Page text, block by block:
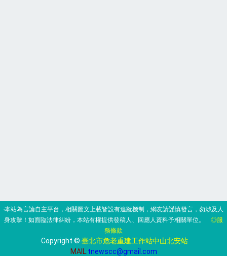
‧本站為言論自主平台，相關圖文上載皆設有追蹤機制，網友請謹慎發言，勿涉及人
身攻擊！如面臨法律糾紛，本站有權提供發稿人、回應人資料予相關單位。 ◎服
務條款
‧Copyright © 臺北市危老重建工作站中山北安站
MAIL:tnewscc@gmail.com